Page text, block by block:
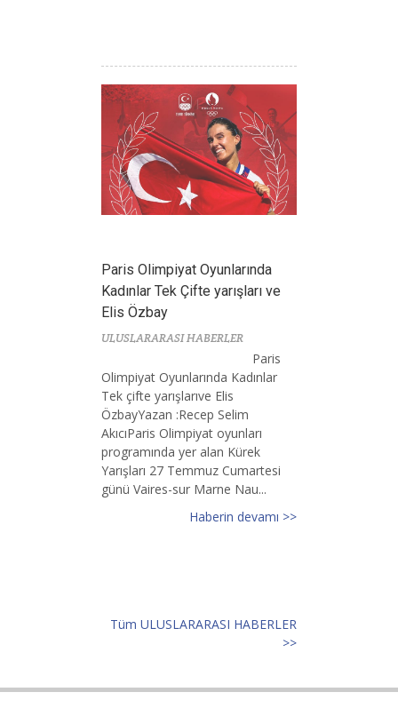
Paris Olimpiyat Oyunlarında
Kadınlar Tek Çifte yarışları ve
Elis Özbay
ULUSLARARASI HABERLER
Paris
Olimpiyat Oyunlarında Kadınlar
Tek çifte yarışlarıve Elis
ÖzbayYazan :Recep Selim
AkıcıParis Olimpiyat oyunları
programında yer alan Kürek
Yarışları 27 Temmuz Cumartesi
günü Vaires-sur Marne Nau...
Haberin devamı >>
Tüm ULUSLARARASI HABERLER
>>